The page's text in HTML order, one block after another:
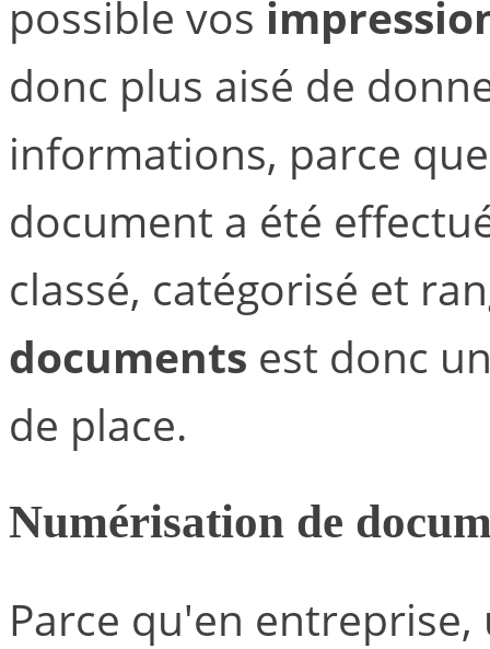
possible vos
donc plus aisé de
informations, parce
document a été
classé, catégorisé et
documents est donc
de place.
Numérisation de
Parce qu'en